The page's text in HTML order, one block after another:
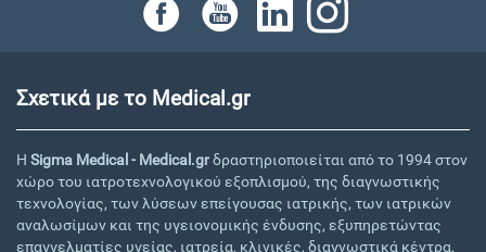
Σχετικά με το Medical.gr
Η Sigma Medical - Medical.grδραστηριοποιείται από το 1994 στον
χώρο του ιατροτεχνολογικού εξοπλισμού, της διαγνωστικής
τεχνολογίας, των λύσεων επείγουσας ιατρικής, των ιατρικών
αναλωσίμων και της υγειονομικής ένδυσης, εξυπηρετώντας
επαγγελματίες υγείας, ιατρεία, κλινικές, διαγνωστικά κέντρα,